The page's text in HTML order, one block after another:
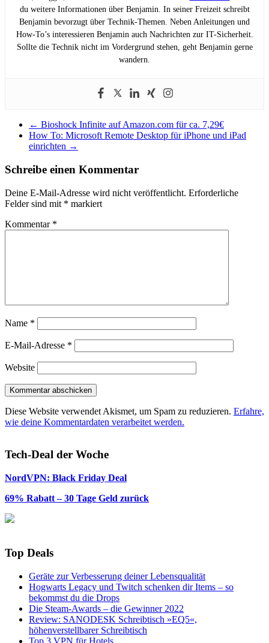
du weitere Informationen über Benjamin. In seiner Freizeit schreibt
Benjamin bevorzugt über Technik-Themen. Neben Anleitungen und
How-To’s interessieren Benjamin auch Nachrichten zur IT-Sicherheit.
Sollte die Technik nicht im Vordergrund stehen, geht Benjamin gerne
wandern.
← Bioshock Infinite auf Amazon.com für ca. 7,29€
How To: Microsoft Remote Desktop für iPhone und iPad
einrichten →
Schreibe einen Kommentar
Deine E-Mail-Adresse wird nicht veröffentlicht. Erforderliche
Felder sind mit * markiert
Kommentar *
Name *
E-Mail-Adresse *
Website
Diese Website verwendet Akismet, um Spam zu reduzieren. Erfahre,
wie deine Kommentardaten verarbeitet werden.
Tech-Deal der Woche
NordVPN: Black Friday Deal
69% Rabatt – 30 Tage Geld zurück
Top Deals
Geräte zur Verbesserung deiner Lebensqualität
Hogwarts Legacy und Twitch schenken dir Items – so
bekommst du die Drops
Die Steam-Awards – die Gewinner 2022
Review: SANODESK Schreibtisch »EQ5«,
höhenverstellbarer Schreibtisch
Top 3 VPN für Hotels